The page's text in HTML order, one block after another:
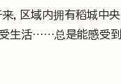
，区域内拥有稻城中央
受生活……总是能感受到